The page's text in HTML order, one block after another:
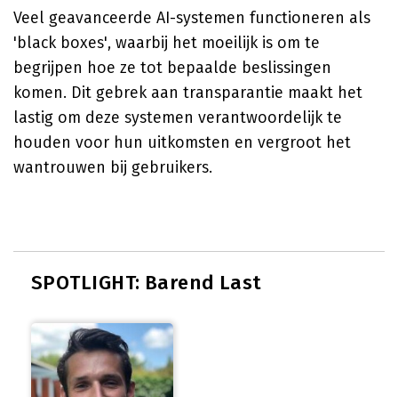
Veel geavanceerde AI-systemen functioneren als
'black boxes', waarbij het moeilijk is om te
begrijpen hoe ze tot bepaalde beslissingen
komen. Dit gebrek aan transparantie maakt het
lastig om deze systemen verantwoordelijk te
houden voor hun uitkomsten en vergroot het
wantrouwen bij gebruikers.
SPOTLIGHT: Barend Last